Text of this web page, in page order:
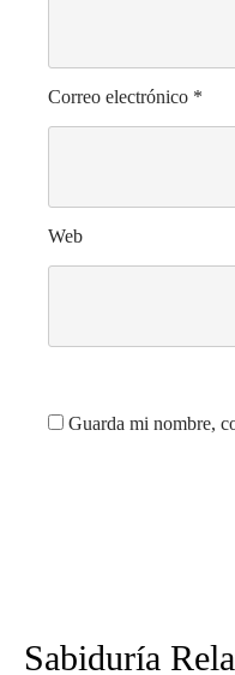
Correo electrónico *
Web
Guarda mi nombre,
Sabiduría